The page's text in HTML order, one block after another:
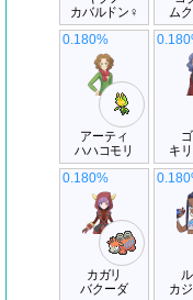
カバルドン♀
ム
アーティ
ハハコモリ
0.180%
キ
カガリ
バクーダ
0.180%
カ